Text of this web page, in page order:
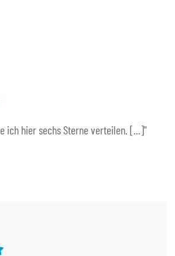
ich hier sechs Sterne verteilen. [...]"